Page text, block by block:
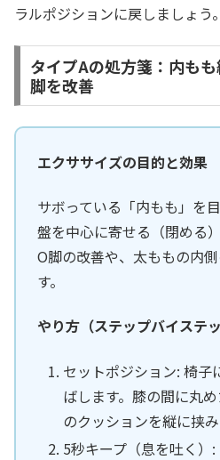
ラルポジションに戻しましょう。
タイプAの処方箋：内も
脚を改善
エクササイズの目的と効果
サボっている「内もも」を
盤を中心に寄せる（閉める
O脚の改善や、太ももの内
す。
やり方（ステップバイステッ
セットポジション: 椅子
ばします。膝の間に丸
のクッションを縦に挟み
5秒キープ（息を吐く）